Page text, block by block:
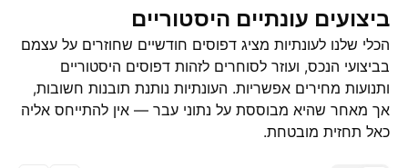
ביצועים עונתיים היסטוריים
הכלי שלנו לעונתיות מציג דפוסים חודשיים שחוזרים על עצמם
בביצועי הנכס, ועוזר לסוחרים לזהות דפוסים היסטוריים
ותנועות מחירים אפשריות. העונתיות נותנת תובנות חשובות,
אך מאחר שהיא מבוססת על נתוני עבר — אין להתייחס אליה
כאל תחזית מובטחת.